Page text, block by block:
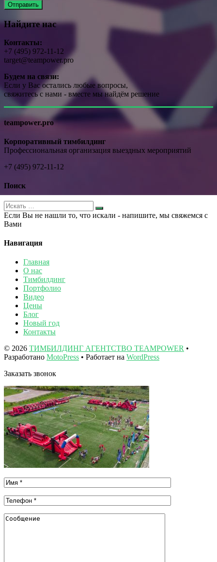
Найдите нас
Контакты:
+7 (495) 972-11-12
target@teampower.pro
Будем на связи:
Если у Вас остались любые вопросы,
свяжитесь с нами - вместе мы найдём решение
teampower.pro
Корпоративный тимбилдинг
Профессиональная организация выездных мероприятий
+7 (495) 972-11-12
Поиск
Если Вы не нашли то, что искали - напишите, мы свяжемся с
Вами
Навигация
Главная
О нас
Тимбилдинг
Портфолио
Видео
Цены
Блог
Новый год
Контакты
© 2026 ТИМБИЛДИНГ АГЕНТСТВО TEAMPOWER •
Разработано MotoPress • Работает на WordPress
Заказать звонок